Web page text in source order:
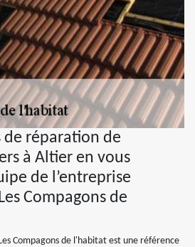
de réparation de
à Altier en vous
de l’entreprise
Compagons de
Compagons de l'habitat est une référence